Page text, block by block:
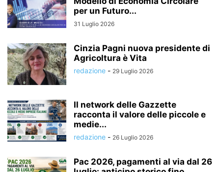
per un Futuro...
31 Luglio 2026
Cinzia Pagni nuova presidente di
Agricoltura è Vita
redazione - 29 Luglio 2026
Il network delle Gazzette
racconta il valore delle piccole e
medie...
redazione - 26 Luglio 2026
Pac 2026, pagamenti al via dal 26